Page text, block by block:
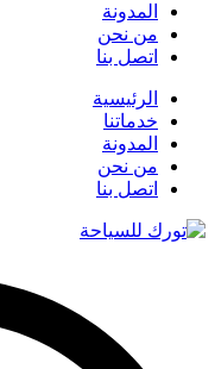
المدونة
من نحن
اتصل بنا
الرئيسية
خدماتنا
المدونة
من نحن
اتصل بنا